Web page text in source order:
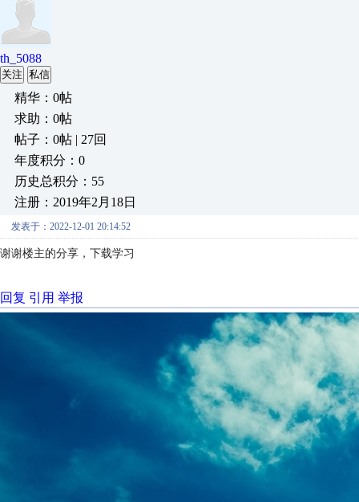
th_5088
关注 私信
精华：0帖
求助：0帖
帖子：0帖 | 27回
年度积分：0
历史总积分：55
注册：2019年2月18日
发表于：2022-12-01 20:14:52
谢谢楼主的分享，下载学习
回复 引用 举报